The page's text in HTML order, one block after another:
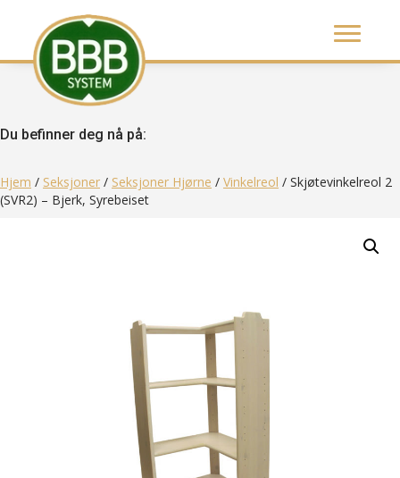
Du befinner deg nå på:
Hjem / Seksjoner / Seksjoner Hjørne / Vinkelreol / Skjøtevinkelreol 2
(SVR2) – Bjerk, Syrebeiset